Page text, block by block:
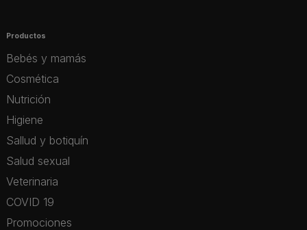
Productos
Bebés y mamás
Cosmética
Nutrición
Higiene
Sallud y botiquín
Salud sexual
Veterinaria
COVID 19
Promociones